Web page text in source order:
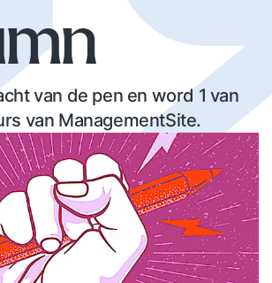
van de pen en word 1 van
van ManagementSite.